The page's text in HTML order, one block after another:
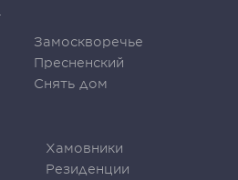
Замоскворечье
Пресненский
Снять дом
Хамовники
Резиденции